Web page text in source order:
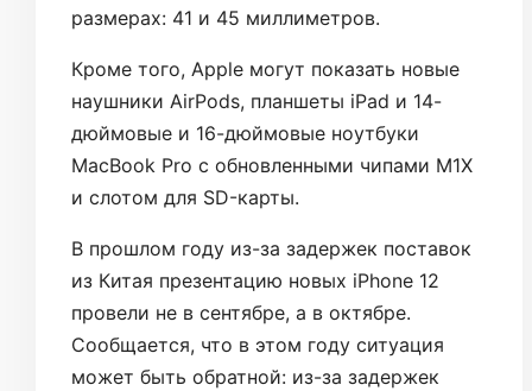
размерах: 41 и 45 миллиметров.
Кроме того, Apple могут показать новые
наушники AirPods, планшеты iPad и 14-
дюймовые и 16-дюймовые ноутбуки
MacBook Pro с обновленными чипами M1X
и слотом для SD-карты.
В прошлом году из-за задержек поставок
из Китая презентацию новых iPhone 12
провели не в сентябре, а в октябре.
Сообщается, что в этом году ситуация
может быть обратной: из-за задержек